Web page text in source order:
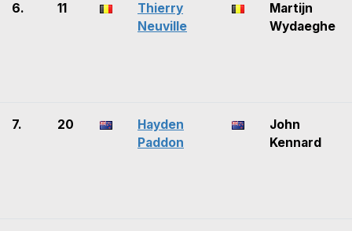
6. 11
Thierry
Neuville
Martijn
Wydaeghe
7. 20
Hayden
Paddon
John
Kennard